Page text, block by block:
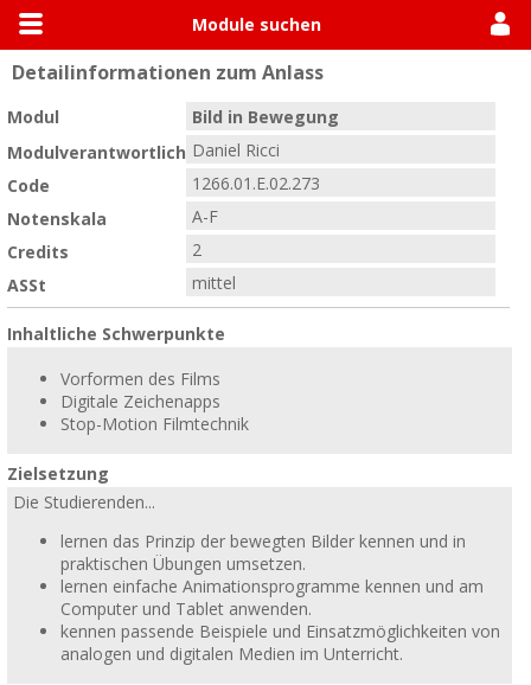
Module suchen
Allgemein
Module suchen
Modulhandbücher
Detailinformationen zum Anlass
Modul
Bild in Bewegung
Modulverantwortlich Daniel Ricci
Code
1266.01.E.02.273
Notenskala
A-F
Credits
2
ASSt
mittel
Inhaltliche Schwerpunkte
Vorformen des Films
Digitale Zeichenapps
Stop-Motion Filmtechnik
Zielsetzung
Die Studierenden...
lernen das Prinzip der bewegten Bilder kennen und in
praktischen Übungen umsetzen.
lernen einfache Animationsprogramme kennen und am
Computer und Tablet anwenden.
kennen passende Beispiele und Einsatzmöglichkeiten von
analogen und digitalen Medien im Unterricht.